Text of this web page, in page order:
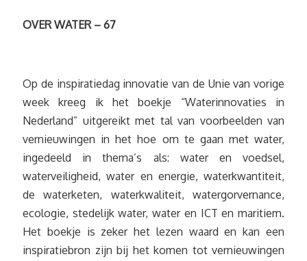
OVER WATER – 67
Op de inspiratiedag innovatie van de Unie van vorige
week kreeg ik het boekje “Waterinnovaties in
Nederland” uitgereikt met tal van voorbeelden van
vernieuwingen in het hoe om te gaan met water,
ingedeeld in thema’s als: water en voedsel,
waterveiligheid, water en energie, waterkwantiteit,
de waterketen, waterkwaliteit, watergorvernance,
ecologie, stedelijk water, water en ICT en maritiem.
Het boekje is zeker het lezen waard en kan een
inspiratiebron zijn bij het komen tot vernieuwingen